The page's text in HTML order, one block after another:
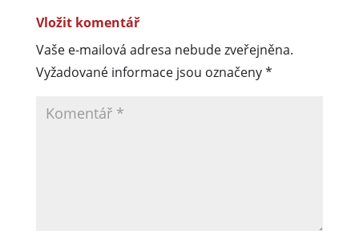
Vložit komentář
Vaše e-mailová adresa nebude zveřejněna.
Vyžadované informace jsou označeny*